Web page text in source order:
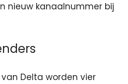
nieuw kanaalnummer bij
Delta worden vier